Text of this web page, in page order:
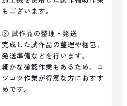
もございます。
③ 試作品の整理・発送
完成した試作品の整理や梱包、
発送準備などを行います。
細かな確認作業もあるため、コ
ツコツ作業が得意な方におすす
めです。